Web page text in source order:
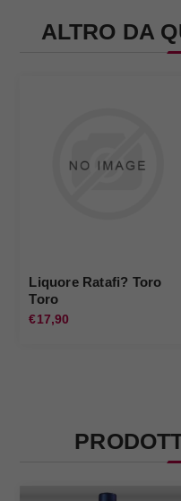
ALTRO DA
Liquore Ratafi? Toro
Toro
€17,90